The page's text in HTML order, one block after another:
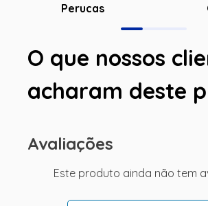
Perucas
O que nossos
acharam deste
Avaliações
Este produto ainda não tem